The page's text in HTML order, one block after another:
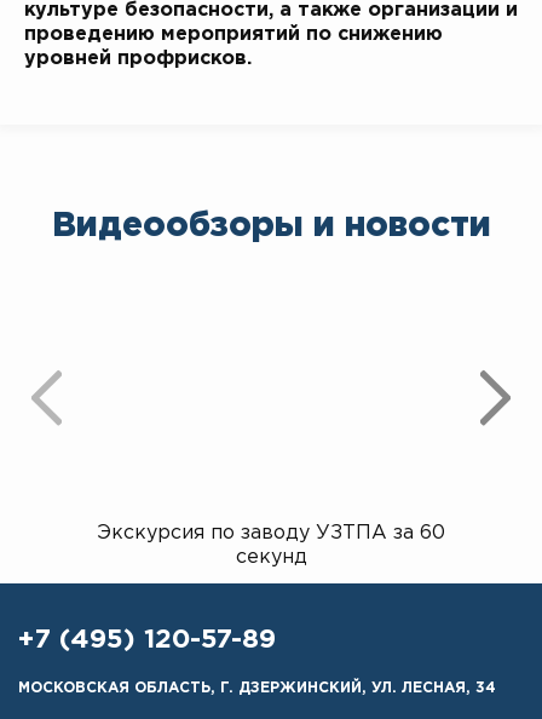
культуре безопасности, а также организации и
проведению мероприятий по снижению
уровней профрисков.
Видеообзоры и новости
Экскурсия по заводу УЗТПА за 60
секунд
+7 (495) 120-57-89
МОСКОВСКАЯ ОБЛАСТЬ, Г. ДЗЕРЖИНСКИЙ, УЛ. ЛЕСНАЯ, 34